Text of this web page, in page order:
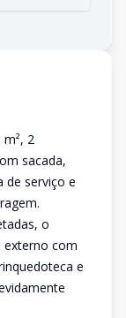
2
sacada,
de serviço e
o
externo com
e